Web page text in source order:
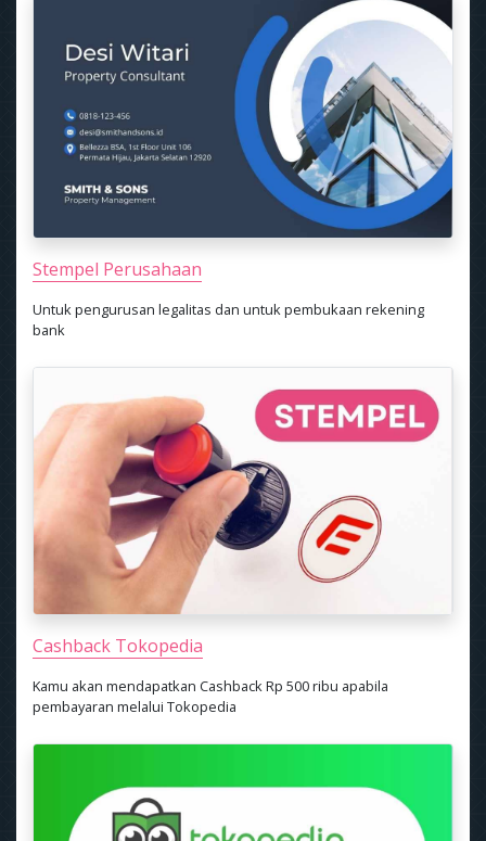
Stempel Perusahaan
Untuk pengurusan legalitas dan untuk pembukaan rekening
bank
Cashback Tokopedia
Kamu akan mendapatkan Cashback Rp 500 ribu apabila
pembayaran melalui Tokopedia